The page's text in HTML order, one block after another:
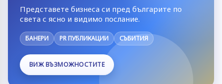
Представете бизнеса си пред българите по
света с ясно и видимо послание.
БАНЕРИ PR ПУБЛИКАЦИИ СЪБИТИЯ
ВИЖ ВЪЗМОЖНОСТИТЕ